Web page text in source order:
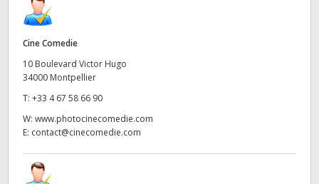
Cine Comedie
10 Boulevard Victor Hugo
34000 Montpellier
T: +33 4 67 58 66 90
W: www.photocinecomedie.com
E: contact@cinecomedie.com